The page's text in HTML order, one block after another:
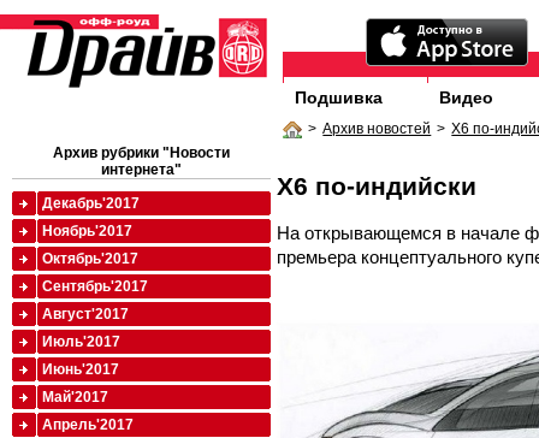
Подшивка Видео
> Архив новостей > X6 по-
X6 по-индийски
На открывающемся в начале
премьера концептуального
Архив рубрики "Новости
интернета"
Декабрь'2017
Ноябрь'2017
Октябрь'2017
Сентябрь'2017
Август'2017
Июль'2017
Июнь'2017
Май'2017
Апрель'2017